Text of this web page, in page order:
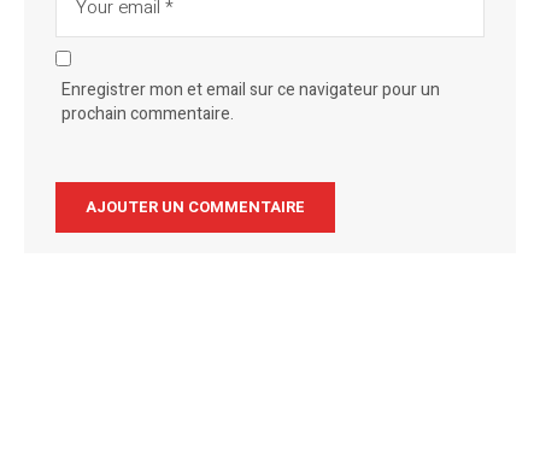
Enregistrer mon et email sur ce navigateur pour un
prochain commentaire.